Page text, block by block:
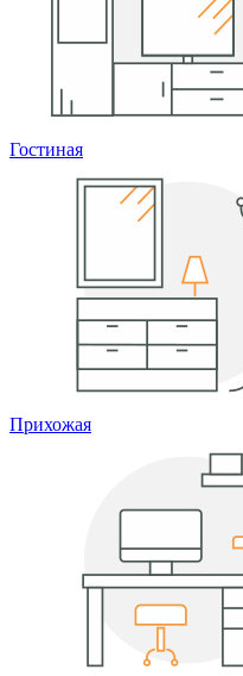
Гостиная
Прихожая